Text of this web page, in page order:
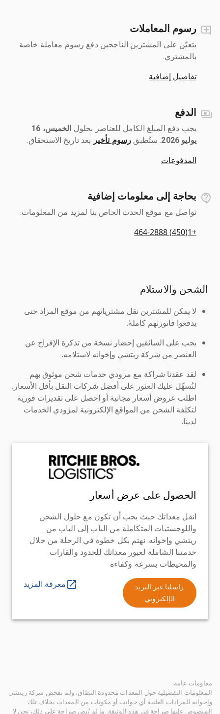
رسوم المعاملات
يتعيّن على المشترين الناجحين دفع رسوم معاملة خاصة
بالمشتري.
تفاصيل إضافية
الدفع
يجب دفع المبلغ الكامل للعناصر بحلول ‎
الخميس، 16
يوليو 2026
رسوم تأخير بعد تاريخ الاستحقاق.
المدفوعات
بحاجة إلى معلومات إضافية
تواصل مع موقع الحدث الخاص بنا لمزيد من المعلومات.
+1(450) 464-2888
الشحن والاستلام
لا يمكن للمشترين نقل مشترياتهم من موقع المزاد حتى
يدفعوا فاتورتهم كاملةً.
يجب على السائقين إحضار نسخة من تذكرة الإفراج عن
العنصر من شركة ريتشي وإخوانه لاستلامه.
لقد عقدنا شراكة مع مزودي خدمات شحن موثوق بهم
لنُسهِّل عليك العثور على أفضل شركات النقل بأقل الأسعار.
اطلب عروض أسعار مجانية أو احصل على تقديرات فورية
لتكلفة الشحن من المواقع الإلكترونية لمزودي الخدمات
لدينا.
الحصول على عرض أسعار
انقل معداتك حيث يجب أن تكون مع حلول الشحن
واللوجستيات المتكاملة من الباب إلى الباب من
ريتشي وإخوانه. نهتم بكل خطوة في الرحلة من خلال
خدمتنا الشاملة لعبور معداتك للحدود والقارات
والمحيطات بسرعة وكفاءة
راسلنا عبر البريد
الإلكتروني
معرفة المزيد
معلومات عامة
المعلومات التفصيلية حول المعدات محدودة النطاق، ولم تفحص شركة ريتشي
وإخوانه للمزادات العلنية أي جوانب أو مكونات من المعدات بخلاف تلك
المنصوص عليها صراحة في هذه الوثيقة. ما لم يُنص صراحة على ذلك، نحن لا